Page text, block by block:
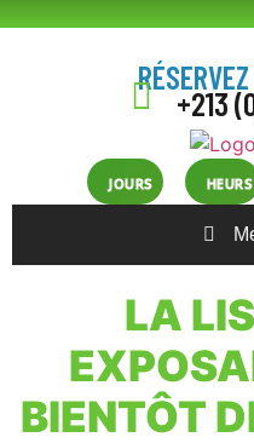
+213
JOURS HEURS
LA
BIENTÔT